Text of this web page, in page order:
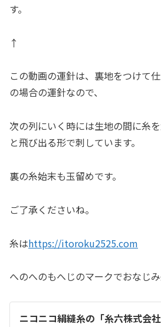
す。
↑
この動画の運針は、裏地をつけて
の場合の運針なので、
次の列にいく時には生地の間に糸
と飛び出る形で刺しています。
裏の糸始末も玉留めです。
ご了承くださいね。
糸はhttps://itoroku2525.com
へのへのもへじのマークでおなじみ
ニコニコ絹縫糸の「糸六株式会社